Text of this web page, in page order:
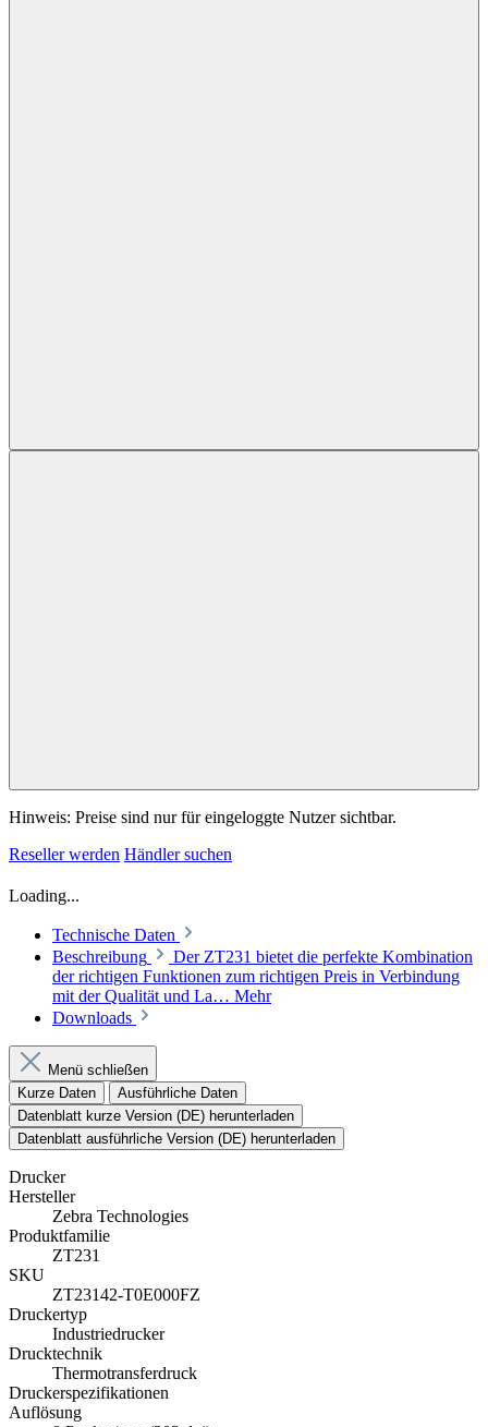
Hinweis: Preise sind nur für eingeloggte Nutzer sichtbar.
Reseller werden Händler suchen
Loading...
Technische Daten
Beschreibung
Der ZT231 bietet die perfekte Kombination
der richtigen Funktionen zum richtigen Preis in Verbindung
mit der Qualität und La… Mehr
Downloads
Menü schließen
Kurze Daten
Ausführliche Daten
Datenblatt kurze Version (DE) herunterladen
Datenblatt ausführliche Version (DE) herunterladen
Drucker
Hersteller
Zebra Technologies
Produktfamilie
ZT231
SKU
ZT23142-T0E000FZ
Druckertyp
Industriedrucker
Drucktechnik
Thermotransferdruck
Druckerspezifikationen
Auflösung